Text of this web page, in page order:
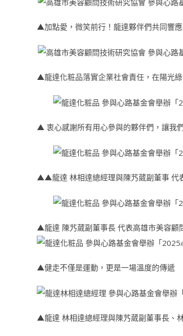
▲加點愛，微笑前行！龍達夥伴們共同響
▲龍達化粧品落實企業社會責任，在陽光
▲ 衷心感謝所有用心參與的夥伴們，讓我
▲▲龍達 林相達總經理與陳艿葳副董事 代
▲龍達 陳艿葳副董事長 代表高雄市美容顧
▲健走不僅是運動，更是一場溫度的傳遞
▲龍達 林相達總經理與陳艿葳副董事長、